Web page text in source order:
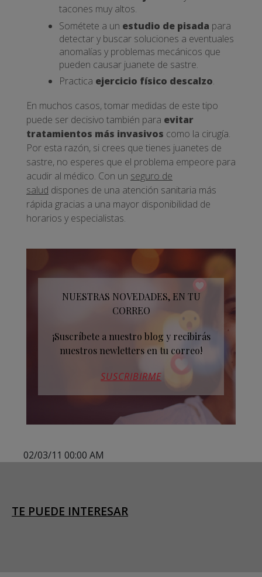
tacones muy altos.
Sométete a un estudio de pisada para
detectar y buscar soluciones a eventuales
anomalías y problemas mecánicos que
pueden causar juanete de sastre.
Practica ejercicio físico descalzo.
En muchos casos, tomar medidas de este tipo
puede ser decisivo también para evitar
tratamientos más invasivos como la cirugía.
Por esta razón, si crees que tienes juanetes de
sastre, no esperes que el problema empeore para
acudir al médico. Con un seguro de
salud dispones de una atención sanitaria más
rápida gracias a una mayor disponibilidad de
horarios y especialistas.
NUESTRAS NOVEDADES, EN TU
CORREO
¡Suscríbete a nuestro blog y recibirás
nuestros newletters en tu correo!
SUSCRIBIRME
02/03/11 00:00 AM
TE PUEDE INTERESAR